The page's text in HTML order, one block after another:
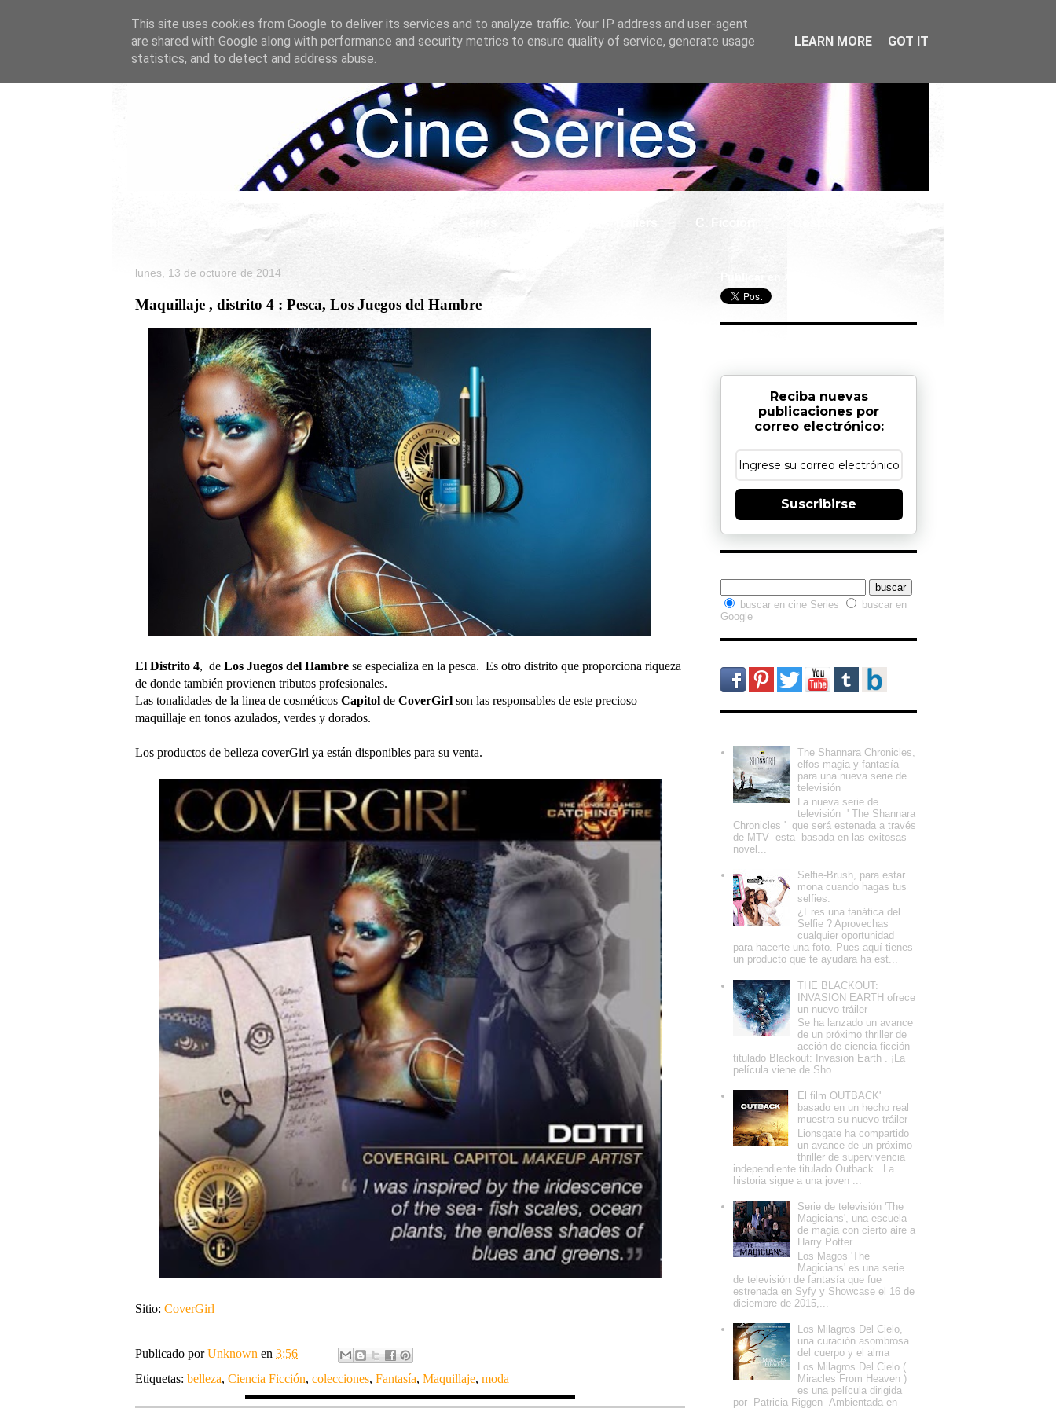
C. Ficción
lunes, 13 de octubre de 2014
Maquillaje , distrito 4 : Pesca, Los Juegos del Hambre
El Distrito 4, de Los Juegos del Hambre se especializa en la pesca. Es otro distrito que proporciona riqueza
de donde también provienen tributos profesionales.
Las tonalidades de la linea de cosméticos Capitol de CoverGirl son las responsables de este precioso
maquillaje en tonos azulados, verdes y dorados.
Los productos de belleza coverGirl ya están disponibles para su venta.
Sitio: CoverGirl
Publicado porUnknown en 3:56
Etiquetas: belleza, Ciencia Ficción, colecciones, Fantasía, Maquillaje, moda
Reciba nuevas
publicaciones por
correo electrónico:
Suscribirse
buscar en cine Series
buscar en
Google
The Shannara Chronicles,
elfos magia y fantasía
para una nueva serie de
televisión
La nueva serie de
televisión ' The Shannara
Chronicles ' que será estenada a través
de MTV esta basada en las exitosas
novel...
Selfie-Brush, para estar
mona cuando hagas tus
selfies.
¿Eres una fanática del
Selfie ? Aprovechas
cualquier oportunidad
para hacerte una foto. Pues aquí tienes
un producto que te ayudara ha est...
THE BLACKOUT:
INVASION EARTH ofrece
un nuevo tráiler
Se ha lanzado un avance
de un próximo thriller de
acción de ciencia ficción
titulado Blackout: Invasion Earth . ¡La
película viene de Sho...
El film OUTBACK'
basado en un hecho real
muestra su nuevo tráiler
Lionsgate ha compartido
un avance de un próximo
thriller de supervivencia
independiente titulado Outback . La
historia sigue a una joven ...
Serie de televisión 'The
Magicians', una escuela
de magia con cierto aire a
Harry Potter
Los Magos 'The
Magicians' es una serie
de televisión de fantasía que fue
estrenada en Syfy y Showcase el 16 de
diciembre de 2015,...
Los Milagros Del Cielo,
una curación asombrosa
del cuerpo y el alma
Los Milagros Del Cielo (
Miracles From Heaven )
es una película dirigida
por Patricia Riggen Ambientada en
This site uses cookies from Google to deliver its services and to analyze traffic. Your IP address and user-agent
are shared with Google along with performance and security metrics to ensure quality of service, generate usage
statistics, and to detect and address abuse.
LEARN MORE GOT IT